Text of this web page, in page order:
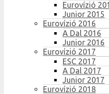
Eurovízió
Junior 2015
Eurovízió 2016
A Dal 2016
Junior 2016
Eurovízió 2017
ESC 2017
A Dal 2017
Junior 2017
Eurovízió 2018